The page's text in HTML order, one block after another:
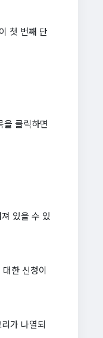
첫 번째 단
클릭하면
있을 수 있
한 신청이
가 나열되